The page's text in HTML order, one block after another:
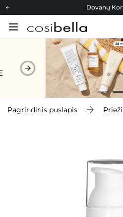
Dovanų
Cosibella
Dovanų
Pagrindinis puslapis